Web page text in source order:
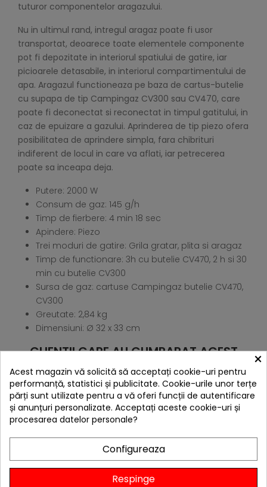
tuturor componentelor aragazului.
Nu in ultimul rand, intregul aragaz poate fi usor
transportat, deoarece toate elementele componente
pot fi depozitate in interiorul spatiului de gatire, iar
picioarele detasabile, in interiorul compartimentului de
apa. Aragazul functioneaza pe baza de cartus-butelie
cu supapa de tip Campingaz CV300 sau CV470, care
poate fi deconectat si reconectat in timpul gatitului, in
caz de epuizare a gazului. Aprinderea de tip piezo ofera
posibilitatea de aprindere simpla, fara chibrituri
indiferent de locul in care va aflati, iar petrecerea
poate sa inceapa deja.
Putere: 2000 W
Consum de gaz: 145 g/h
Timp de fierbere: 4 min 18 sec
Apindere: Piezo
Trei moduri de gatire: Grila gratar, plita si aragaz
Timp de functionare: 3h cu butelie CV470, 2 h si 30
min cu butelie CV300
Sursa de gaz: cartuse Campingaz butelie CV470,
CV300
Greutate: 2,84 kg
Dimensiuni: Ø 32 x 33 cm
CLIENTII CARE AU CUMPARAT ACEST
PRODUS AU MAI CUMPARAT SI: ×
Acest magazin vă solicită să acceptați cookie-uri pentru
performanță, statistici și publicitate. Cookie-urile unor terțe
părți sunt utilizate pentru a vă oferi funcții de autentificare
și anunțuri personalizate. Acceptați aceste cookie-uri și
procesarea datelor personale?
Configureaza
Respinge